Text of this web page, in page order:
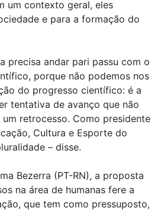
um contexto geral, eles
e para a formação do
precisa andar pari passu com o
porque não podemos nos
do progresso científico: é a
tentativa de avanço que não
retrocesso. Como presidente
Cultura e Esporte do
– disse.
Bezerra (PT-RN), a proposta
na área de humanas fere a
que tem como pressuposto,